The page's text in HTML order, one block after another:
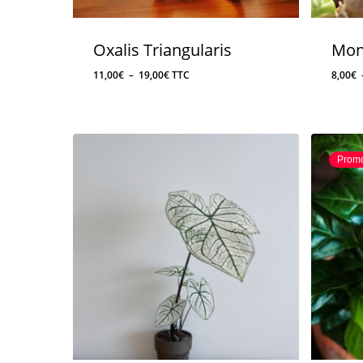
Oxalis Triangularis
11,00€ – 19,00€Plage
TTC 8,00€